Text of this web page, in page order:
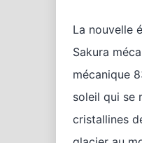
La nouvelle
Sakura
mécanique
soleil qui se
cristallines